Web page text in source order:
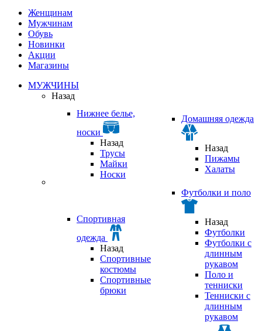
Женщинам
Мужчинам
Обувь
Новинки
Акции
Магазины
МУЖЧИНЫ
Назад
Нижнее белье,
носки
Назад
Трусы
Майки
Носки
Домашняя одежда
Назад
Пижамы
Халаты
Спортивная
одежда
Назад
Спортивные
костюмы
Спортивные
брюки
Футболки и поло
Назад
Футболки
Футболки с
длинным
рукавом
Поло и
тенниски
Тенниски с
длинным
рукавом